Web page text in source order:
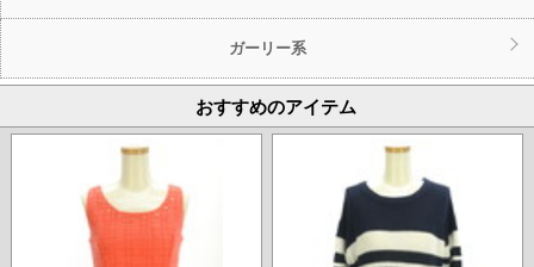
ガーリー系
おすすめのアイテム